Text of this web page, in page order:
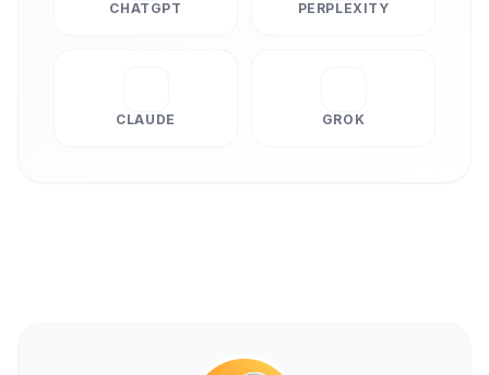
CHATGPT PERPLEXITY
CLAUDE GROK